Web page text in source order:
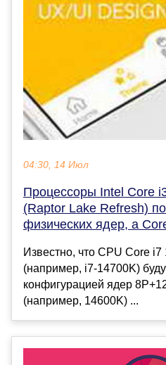
04:30, 14 Июл
Процессоры Intel Core
(Raptor Lake Refresh)
физических ядер, а
Известно, что CPU Core i7
(например, i7-14700K)
конфигурацией ядер
(например, 14600K) ...